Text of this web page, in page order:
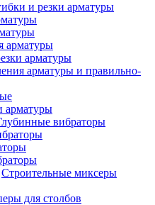
и резки арматуры
арматуры
арматуры
арматуры и правильно-
арматуры
вибраторы
Строительные миксеры
для столбов